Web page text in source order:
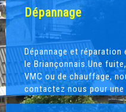
Dépannage
Dépannage et
le Briançonnais.Une
VMC ou de chauffage,
contactez nous pour